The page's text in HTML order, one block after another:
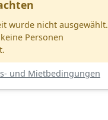
wurde nicht ausgewählt.
Personen
und Mietbedingungen